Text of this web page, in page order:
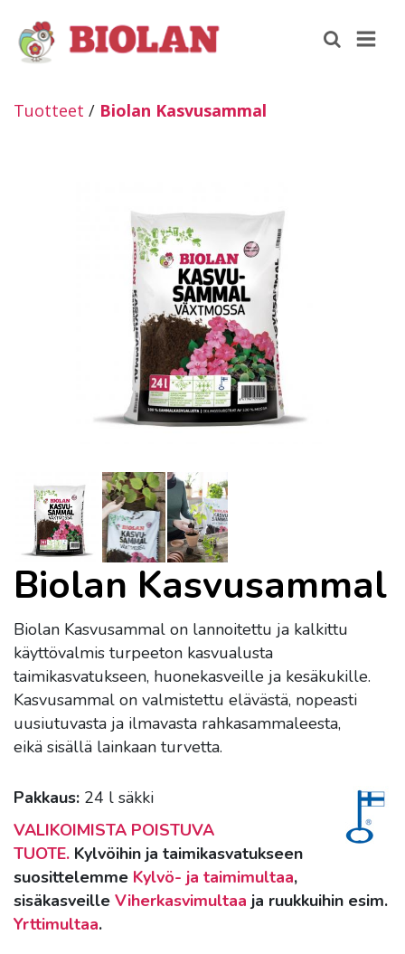
Tuotteet / Biolan Kasvusammal
Biolan Kasvusammal
Biolan Kasvusammal on lannoitettu ja kalkittu
käyttövalmis turpeeton kasvualusta
taimikasvatukseen, huonekasveille ja kesäkukille.
Kasvusammal on valmistettu elävästä, nopeasti
uusiutuvasta ja ilmavasta rahkasammaleesta,
eikä sisällä lainkaan turvetta.
Pakkaus: 24 l säkki
VALIKOIMISTA POISTUVA
TUOTE. Kylvöihin ja taimikasvatukseen
suosittelemme Kylvö- ja taimimultaa,
sisäkasveille Viherkasvimultaa ja ruukkuihin esim.
Yrttimultaa.